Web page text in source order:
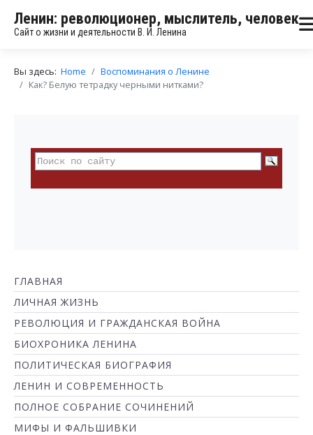
Ленин: революционер, мыслитель, человек
Сайт о жизни и деятельности В. И. Ленина
Вы здесь: Home
Воспоминания о Ленине
Как? Белую тетрадку черными нитками?
ГЛАВНАЯ
ЛИЧНАЯ ЖИЗНЬ
РЕВОЛЮЦИЯ И ГРАЖДАНСКАЯ ВОЙНА
БИОХРОНИКА ЛЕНИНА
ПОЛИТИЧЕСКАЯ БИОГРАФИЯ
ЛЕНИН И СОВРЕМЕННОСТЬ
ПОЛНОЕ СОБРАНИЕ СОЧИНЕНИЙ
МИФЫ И ФАЛЬШИВКИ